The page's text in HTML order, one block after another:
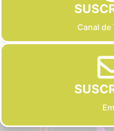
Canal de